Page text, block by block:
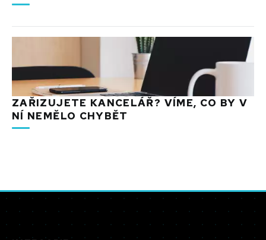
ZAŘIZUJETE KANCELÁŘ? VÍME, CO BY V
NÍ NEMĚLO CHYBĚT